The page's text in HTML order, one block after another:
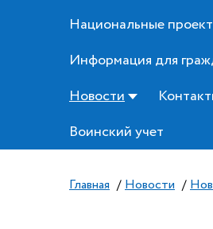
Национальные
Информация для
Новости
Воинский учет
Главная / Новости /